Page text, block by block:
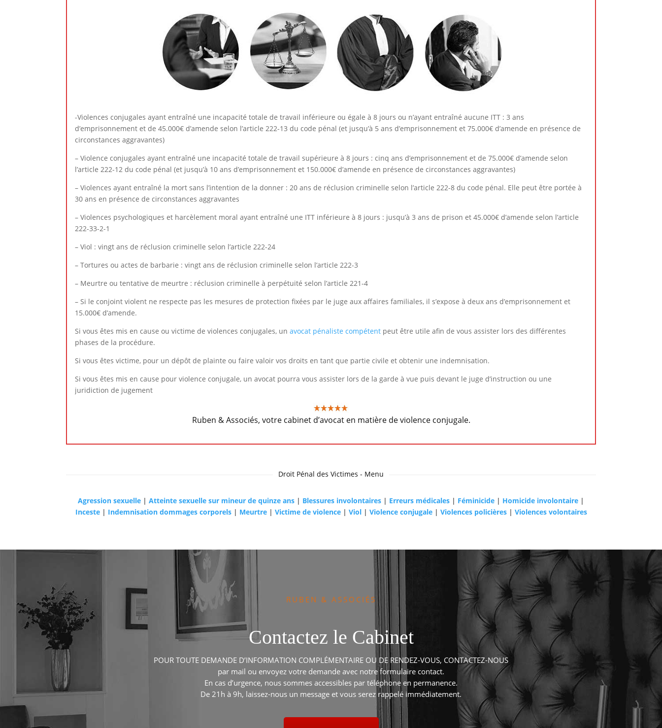
-Violences conjugales ayant entraîné une incapacité totale de travail inférieure ou égale à 8 jours ou n’ayant entraîné aucune ITT : 3 ans
d’emprisonnement et de 45.000€ d’amende selon l’article 222-13 du code pénal (et jusqu’à 5 ans d’emprisonnement et 75.000€ d’amende en présence de
circonstances aggravantes)
– Violence conjugales ayant entraîné une incapacité totale de travail supérieure à 8 jours : cinq ans d’emprisonnement et de 75.000€ d’amende selon
l’article 222-12 du code pénal (et jusqu’à 10 ans d’emprisonnement et 150.000€ d’amende en présence de circonstances aggravantes)
– Violences ayant entraîné la mort sans l’intention de la donner : 20 ans de réclusion criminelle selon l’article 222-8 du code pénal. Elle peut être portée à
30 ans en présence de circonstances aggravantes
– Violences psychologiques et harcèlement moral ayant entraîné une ITT inférieure à 8 jours : jusqu’à 3 ans de prison et 45.000€ d’amende selon l’article
222-33-2-1
– Viol : vingt ans de réclusion criminelle selon l’article 222-24
– Tortures ou actes de barbarie : vingt ans de réclusion criminelle selon l’article 222-3
– Meurtre ou tentative de meurtre : réclusion criminelle à perpétuité selon l’article 221-4
– Si le conjoint violent ne respecte pas les mesures de protection fixées par le juge aux affaires familiales, il s’expose à deux ans d’emprisonnement et
15.000€ d’amende.
Si vous êtes mis en cause ou victime de violences conjugales, unavocat pénaliste compétent peut être utile afin de vous assister lors des différentes
phases de la procédure.
Si vous êtes victime, pour un dépôt de plainte ou faire valoir vos droits en tant que partie civile et obtenir une indemnisation.
Si vous êtes mis en cause pour violence conjugale, un avocat pourra vous assister lors de la garde à vue puis devant le juge d’instruction ou une
juridiction de jugement
Ruben & Associés, votre cabinet d’avocat en matière de violence conjugale.
Droit Pénal des Victimes - Menu
Agression sexuelle | Atteinte sexuelle sur mineur de quinze ans | Blessures involontaires | Erreurs médicales | Féminicide | Homicide involontaire |
Inceste| Indemnisation dommages corporels| Meurtre| Victime de violence| Viol| Violence conjugale| Violences policières| Violences volontaires
RUBEN & ASSOCIÉS
Contactez le Cabinet
POUR TOUTE DEMANDE D’INFORMATION COMPLÉMENTAIRE OU DE RENDEZ-VOUS, CONTACTEZ-NOUS
par mail ou envoyez votre demande avec notre formulaire contact.
En cas d’urgence, nous sommes accessibles par téléphone en permanence.
De 21h à 9h, laissez-nous un message et vous serez rappelé immédiatement.